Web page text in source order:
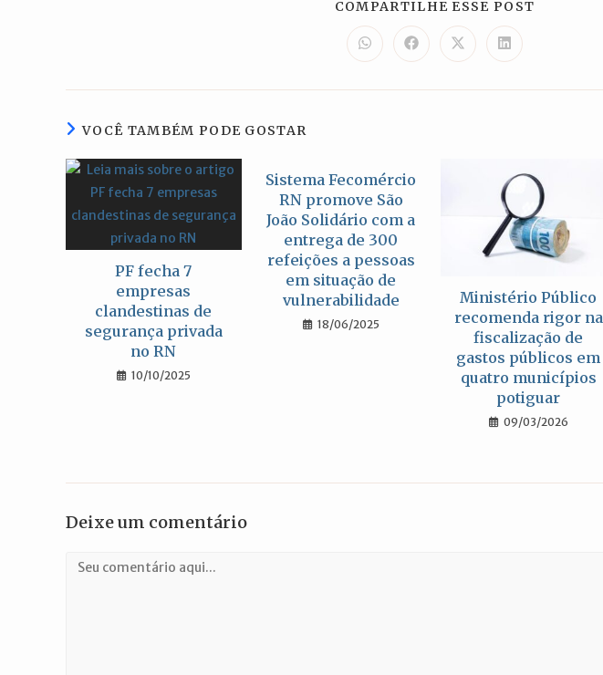
COMPARTILHE ESSE POST
Abre
em
nova
Abre
em
nova
Abre
em
nova
Abre
em
nova
VOCÊ TAMBÉM PODE GOSTAR
PF fecha 7
empresas
clandestinas de
segurança privada
no RN
10/10/2025
Sistema Fecomércio
RN promove São
João Solidário com a
entrega de 300
refeições a pessoas
em situação de
vulnerabilidade
18/06/2025
Ministério Público
recomenda rigor na
fiscalização de
gastos públicos em
quatro municípios
potiguar
09/03/2026
Deixe um comentário
Comentário